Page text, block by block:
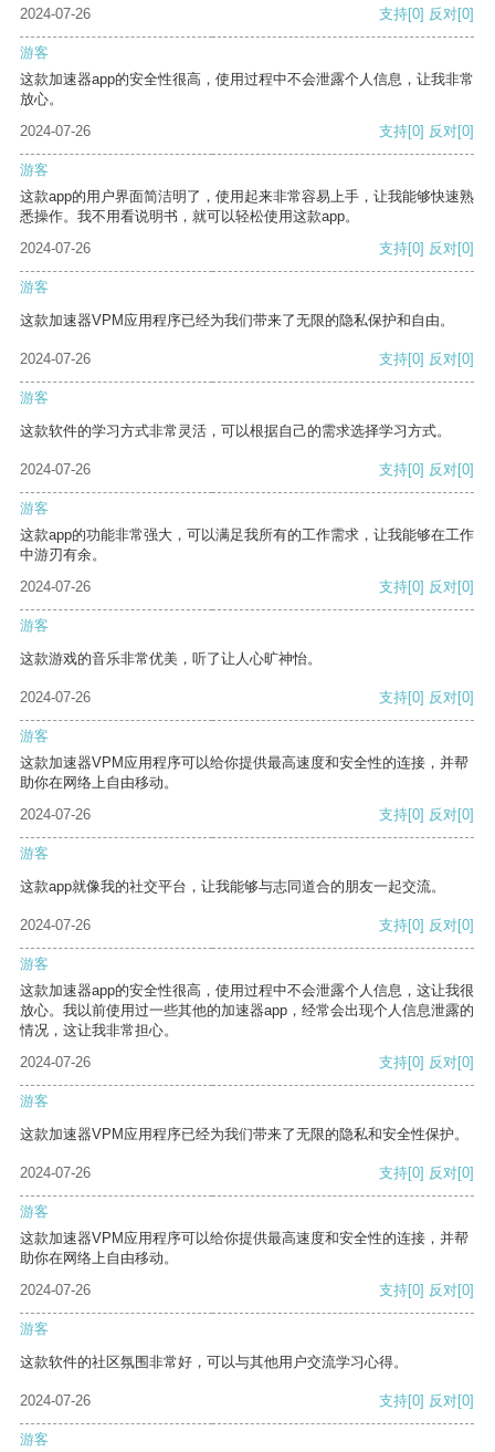
2024-07-26 支持[0] 反对[0]
游客
这款加速器app的安全性很高，使用过程中不会泄露个人信息，让我非常
放心。
2024-07-26
支持[0] 反对[0]
游客
这款app的用户界面简洁明了，使用起来非常容易上手，让我能够快速熟
悉操作。我不用看说明书，就可以轻松使用这款app。
2024-07-26
支持[0] 反对[0]
游客
这款加速器VPM应用程序已经为我们带来了无限的隐私保护和自由。
2024-07-26 支持[0] 反对[0]
游客
这款软件的学习方式非常灵活，可以根据自己的需求选择学习方式。
2024-07-26 支持[0] 反对[0]
游客
这款app的功能非常强大，可以满足我所有的工作需求，让我能够在工作
中游刃有余。
2024-07-26
支持[0] 反对[0]
游客
这款游戏的音乐非常优美，听了让人心旷神怡。
2024-07-26 支持[0] 反对[0]
游客
这款加速器VPM应用程序可以给你提供最高速度和安全性的连接，并帮
助你在网络上自由移动。
2024-07-26
支持[0] 反对[0]
游客
这款app就像我的社交平台，让我能够与志同道合的朋友一起交流。
2024-07-26 支持[0] 反对[0]
游客
这款加速器app的安全性很高，使用过程中不会泄露个人信息，这让我很
放心。我以前使用过一些其他的加速器app，经常会出现个人信息泄露的
情况，这让我非常担心。
2024-07-26
支持[0] 反对[0]
游客
这款加速器VPM应用程序已经为我们带来了无限的隐私和安全性保护。
2024-07-26 支持[0] 反对[0]
游客
这款加速器VPM应用程序可以给你提供最高速度和安全性的连接，并帮
助你在网络上自由移动。
2024-07-26
支持[0] 反对[0]
游客
这款软件的社区氛围非常好，可以与其他用户交流学习心得。
2024-07-26 支持[0] 反对[0]
游客